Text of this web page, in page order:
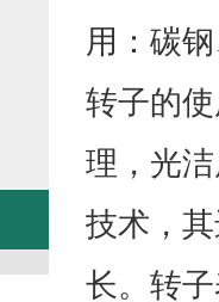
用：碳
转子的
理，光
技术，
长。转